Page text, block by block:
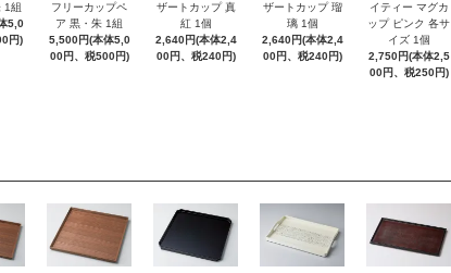
1組
5,0
円)
フリーカップペ
ア 黒・朱 1組
5,500円(本体5,0
00円、税500円)
ザートカップ 真
紅 1個
2,640円(本体2,4
00円、税240円)
ザートカップ 瑠
璃 1個
2,640円(本体2,4
00円、税240円)
イティー マグカ
ップ ピンク 各サ
イズ 1個
2,750円(本体2,5
00円、税250円)